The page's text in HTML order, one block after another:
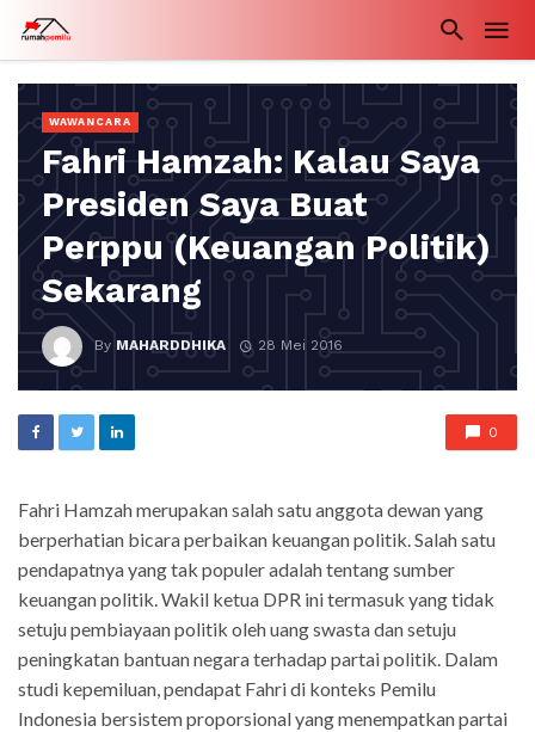
WAWANCARA
Fahri Hamzah: Kalau Saya
Presiden Saya Buat
Perppu (Keuangan Politik)
Sekarang
By MAHARDDHIKA 28 Mei 2016
0
Fahri Hamzah merupakan salah satu anggota dewan yang
berperhatian bicara perbaikan keuangan politik. Salah satu
pendapatnya yang tak populer adalah tentang sumber
keuangan politik. Wakil ketua DPR ini termasuk yang tidak
setuju pembiayaan politik oleh uang swasta dan setuju
peningkatan bantuan negara terhadap partai politik. Dalam
studi kepemiluan, pendapat Fahri di konteks Pemilu
Indonesia bersistem proporsional yang menempatkan partai